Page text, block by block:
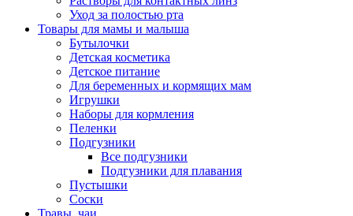
Уход за полостью рта
Товары для мамы и малыша
Бутылочки
Детская косметика
Детское питание
Для беременных и кормящих мам
Игрушки
Наборы для кормления
Пеленки
Подгузники
Все подгузники
Подгузники для плавания
Пустышки
Соски
Травы, чаи